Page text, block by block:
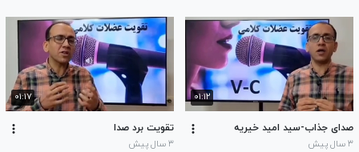
۰۱:۱۲
صدای جذاب-سید امید خیریه
۳ سال پیش
۰۱:۱۷
تقویت برد صدا
۳ سال پیش